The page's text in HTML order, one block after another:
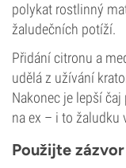
polykat rostlinný
žaludečních potíží.
Přidání citronu a
udělá z užívání
Nakonec je lepší
na ex – i to žaludku
Použijte